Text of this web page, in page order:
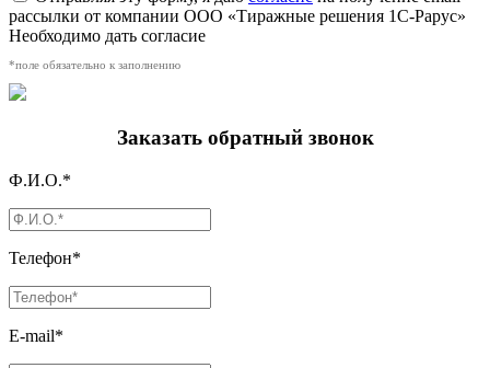
рассылки от компании ООО «Тиражные решения 1С-Рарус»
Необходимо дать согласие
*поле обязательно к заполнению
Заказать обратный звонок
Ф.И.О.*
Телефон*
E-mail*